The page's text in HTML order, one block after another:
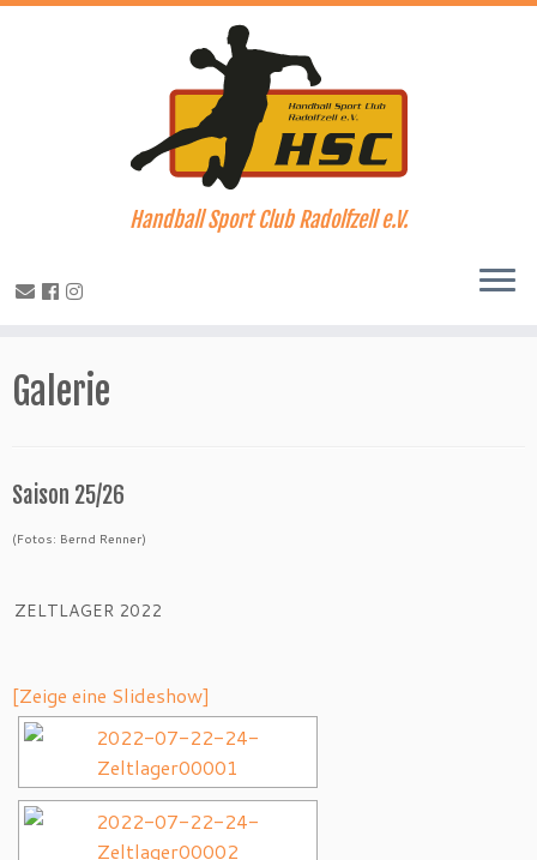
Inhalt
springen
Handball Sport Club Radolfzell e.V.
Galerie
Saison 25/26
(Fotos: Bernd Renner)
ZELTLAGER 2022
[Zeige eine Slideshow]